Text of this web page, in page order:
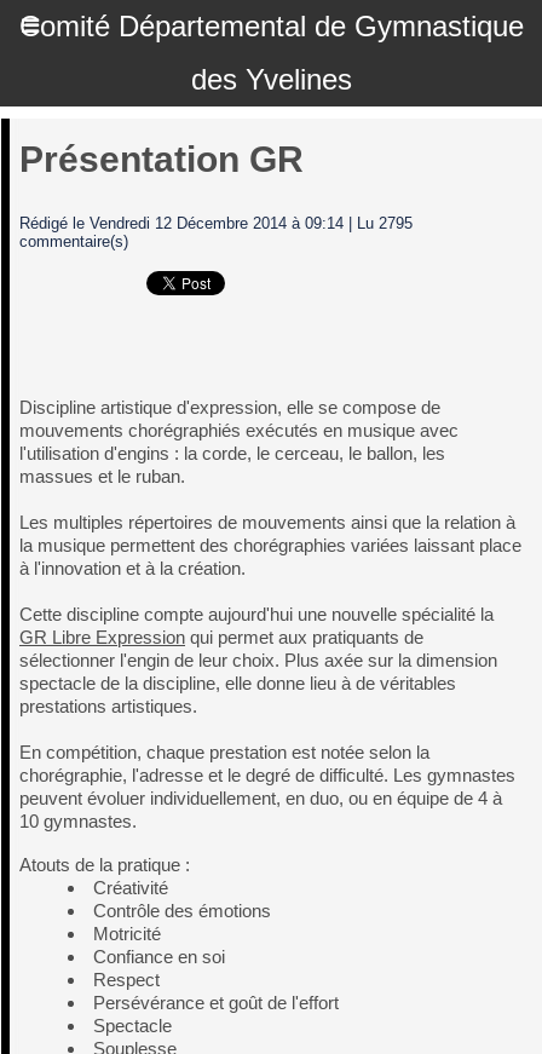
Comité Départemental de Gymnastique
des Yvelines
Présentation GR
Rédigé le Vendredi 12 Décembre 2014 à 09:14 | Lu 2795
commentaire(s)
Discipline artistique d'expression, elle se compose de
mouvements chorégraphiés exécutés en musique avec
l'utilisation d'engins : la corde, le cerceau, le ballon, les
massues et le ruban.
Les multiples répertoires de mouvements ainsi que la relation à
la musique permettent des chorégraphies variées laissant place
à l'innovation et à la création.
Cette discipline compte aujourd'hui une nouvelle spécialité la
GR Libre Expression qui permet aux pratiquants de
sélectionner l'engin de leur choix. Plus axée sur la dimension
spectacle de la discipline, elle donne lieu à de véritables
prestations artistiques.
En compétition, chaque prestation est notée selon la
chorégraphie, l'adresse et le degré de difficulté. Les gymnastes
peuvent évoluer individuellement, en duo, ou en équipe de 4 à
10 gymnastes.
Atouts de la pratique :
Créativité
Contrôle des émotions
Motricité
Confiance en soi
Respect
Persévérance et goût de l'effort
Spectacle
Souplesse